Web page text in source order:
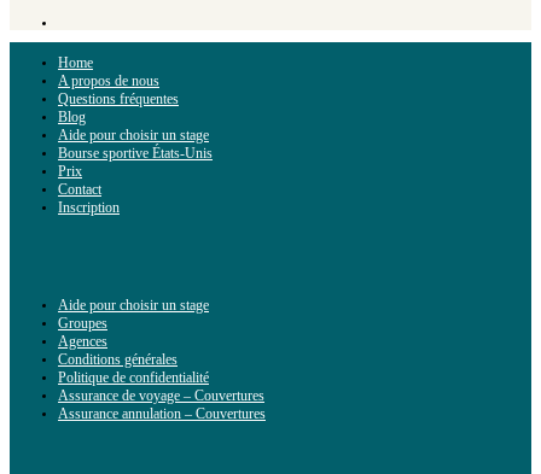
Home
A propos de nous
Questions fréquentes
Blog
Aide pour choisir un stage
Bourse sportive États-Unis
Prix
Contact
Inscription
Aide pour choisir un stage
Groupes
Agences
Conditions générales
Politique de confidentialité
Assurance de voyage – Couvertures
Assurance annulation – Couvertures